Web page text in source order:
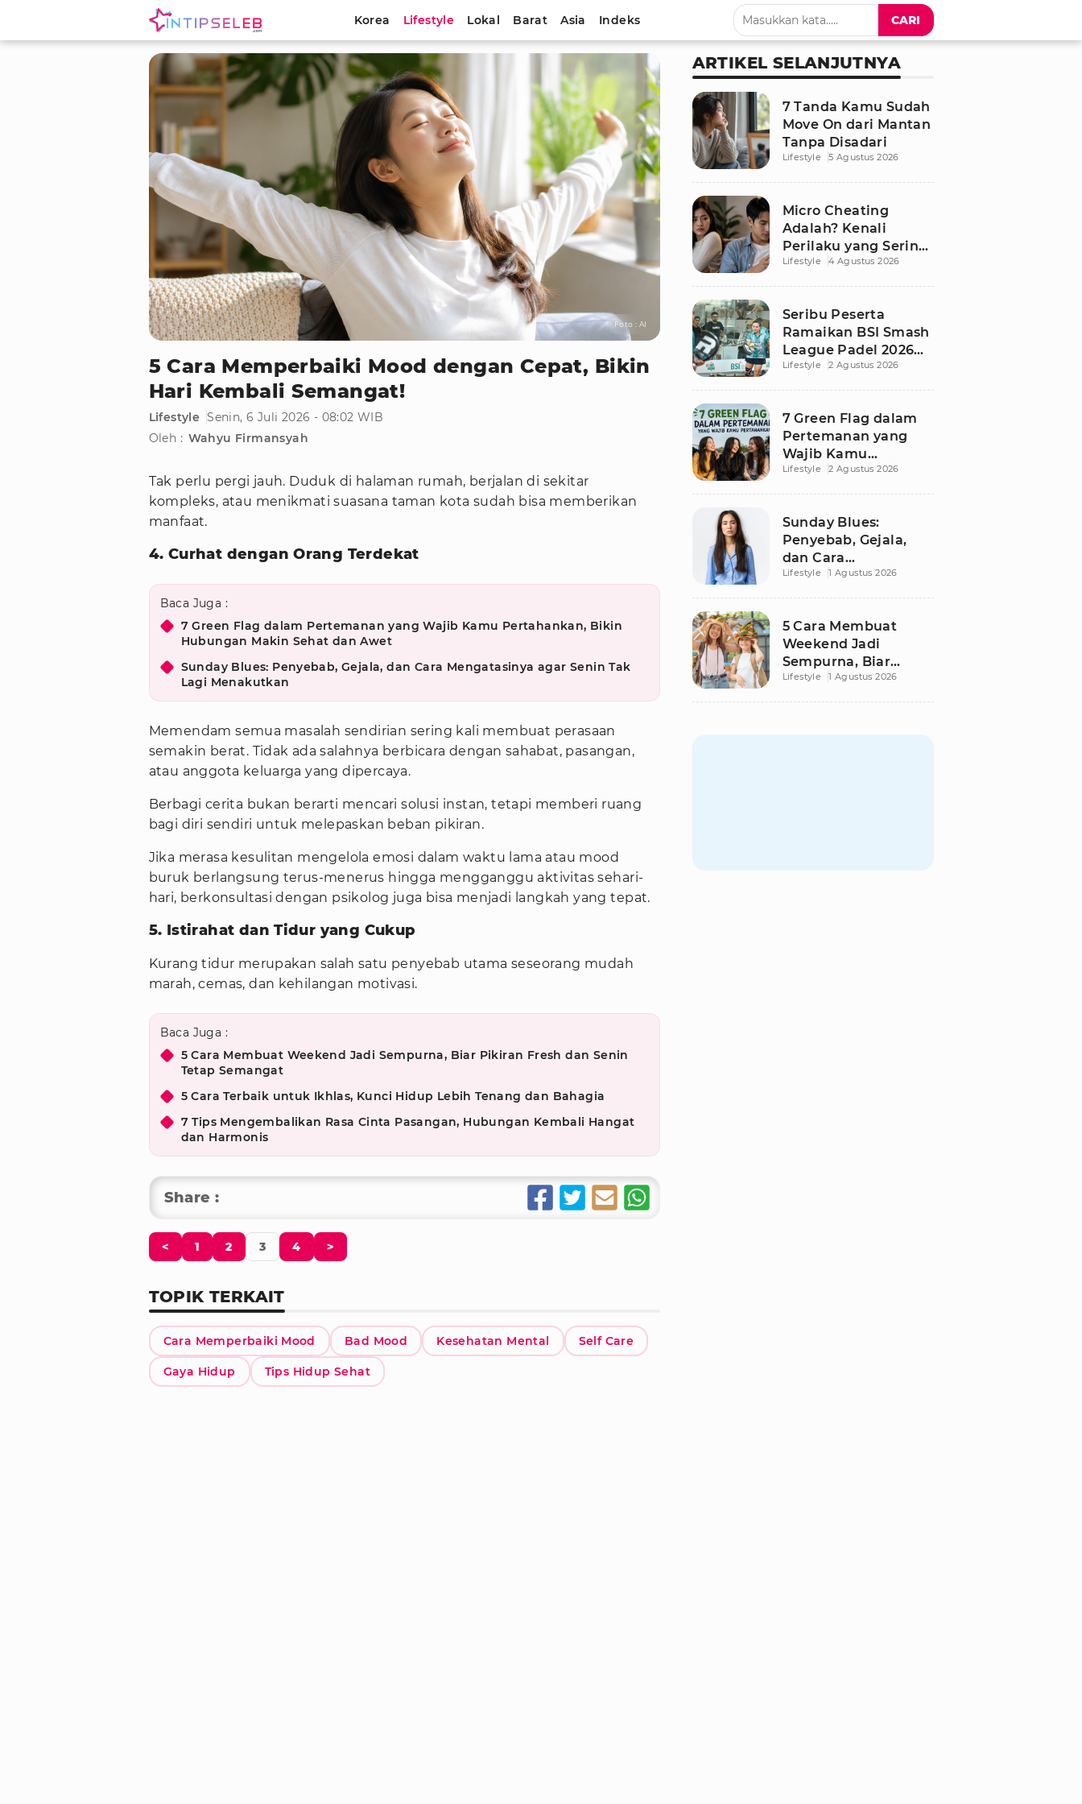
Korea Lifestyle Lokal Barat Asia Indeks CARI
Foto : AI
5 Cara Memperbaiki Mood dengan Cepat, Bikin
Hari Kembali Semangat!
Lifestyle Senin, 6 Juli 2026 - 08:02 WIB
Oleh : Wahyu Firmansyah
Tak perlu pergi jauh. Duduk di halaman rumah, berjalan di sekitar
kompleks, atau menikmati suasana taman kota sudah bisa memberikan
manfaat.
4. Curhat dengan Orang Terdekat
Baca Juga :
7 Green Flag dalam Pertemanan yang Wajib Kamu Pertahankan, Bikin
Hubungan Makin Sehat dan Awet
Sunday Blues: Penyebab, Gejala, dan Cara Mengatasinya agar Senin Tak
Lagi Menakutkan
Memendam semua masalah sendirian sering kali membuat perasaan
semakin berat. Tidak ada salahnya berbicara dengan sahabat, pasangan,
atau anggota keluarga yang dipercaya.
Berbagi cerita bukan berarti mencari solusi instan, tetapi memberi ruang
bagi diri sendiri untuk melepaskan beban pikiran.
Jika merasa kesulitan mengelola emosi dalam waktu lama atau mood
buruk berlangsung terus-menerus hingga mengganggu aktivitas sehari-
hari, berkonsultasi dengan psikolog juga bisa menjadi langkah yang tepat.
5. Istirahat dan Tidur yang Cukup
Kurang tidur merupakan salah satu penyebab utama seseorang mudah
marah, cemas, dan kehilangan motivasi.
Baca Juga :
5 Cara Membuat Weekend Jadi Sempurna, Biar Pikiran Fresh dan Senin
Tetap Semangat
5 Cara Terbaik untuk Ikhlas, Kunci Hidup Lebih Tenang dan Bahagia
7 Tips Mengembalikan Rasa Cinta Pasangan, Hubungan Kembali Hangat
dan Harmonis
Share :
< 1 2 3 4 >
TOPIK TERKAIT
Cara Memperbaiki Mood Bad Mood Kesehatan Mental Self Care
Gaya Hidup Tips Hidup Sehat
ARTIKEL SELANJUTNYA
7 Tanda Kamu Sudah
Move On dari Mantan
Tanpa Disadari
Lifestyle 5 Agustus 2026
Micro Cheating
Adalah? Kenali
Perilaku yang Sering
Tak Disadari dalam
Lifestyle 4 Agustus 2026
Seribu Peserta
Ramaikan BSI Smash
League Padel 2026
Besutan RANS
Lifestyle 2 Agustus 2026
7 Green Flag dalam
Pertemanan yang
Wajib Kamu
Pertahankan, Bikin
Lifestyle 2 Agustus 2026
Sunday Blues:
Penyebab, Gejala,
dan Cara
Mengatasinya agar
Lifestyle 1 Agustus 2026
5 Cara Membuat
Weekend Jadi
Sempurna, Biar
Pikiran Fresh dan
Lifestyle 1 Agustus 2026